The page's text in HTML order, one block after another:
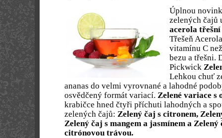
Úplnou
zelených čajů
acerola třešní
Třešeň
vitamínu C
bezu a třešni.
Pickwick
Lehkou chuť
ananas do velmi vyrovnané a lahodné
osvědčený formát variací. Zelené variace s
krabičce hned čtyři příchuti lahodných a
zelených čajů: Zelený čaj s citronem,
Zelený čaj s mangem a jasmínem a
citrónovou trávou.